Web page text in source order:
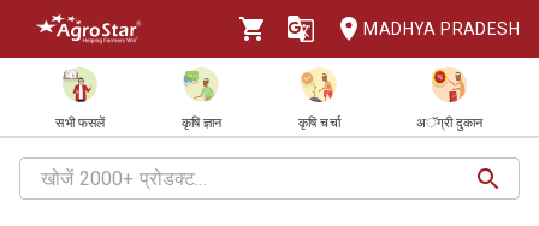
MADHYA PRADESH
सभी फसलें कृषि ज्ञान कृषि चर्चा अॅग्री दुकान